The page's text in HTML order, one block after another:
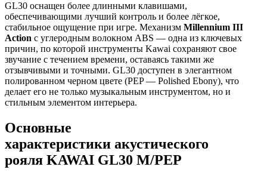
GL30 оснащен более длинными клавишами,
обеспечивающими лучший контроль и более лёгкое,
стабильное ощущение при игре. Механизм Millennium III
Action с углеродным волокном ABS — одна из ключевых
причин, по которой инструменты Kawai сохраняют свое
звучание с течением времени, оставаясь такими же
отзывчивыми и точными. GL30 доступен в элегантном
полированном черном цвете (PEP — Polished Ebony), что
делает его не только музыкальным инструментом, но и
стильным элементом интерьера.
Основные
характеристики акустического
рояля KAWAI GL30 M/PEP